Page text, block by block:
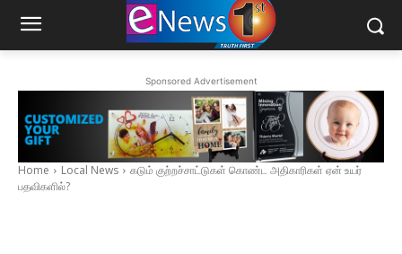
Sponsored Advertisement
Home Local News
கடும் குற்றச்சாட்டுகள் கொண்ட அதிகாரிகள் ஏன் உயர்
பதவிகளில்?